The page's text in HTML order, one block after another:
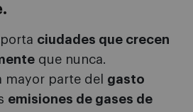
ciudades que crecen
que nunca.
mayor parte del gasto
emisiones de gases de